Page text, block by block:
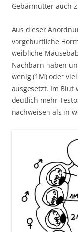
Gebärmutter auch
Aus dieser
vorgeburtliche
weibliche
Nachbarn haben
wenig (1M) oder
ausgesetzt. Im Blut
deutlich mehr
nachweisen als in